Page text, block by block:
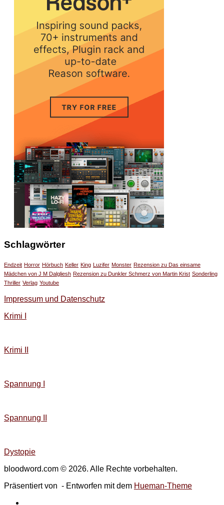
Schlagwörter
Endzeit Horror Hörbuch Keller King Luzifer Monster Rezension zu Das einsame
Mädchen von J M Dalgliesh Rezension zu Dunkler Schmerz von Martin Krist Sonderling
Thriller Verlag Youtube
Impressum und Datenschutz
Krimi I
Krimi II
Spannung I
Spannung II
Dystopie
bloodword.com © 2026. Alle Rechte vorbehalten.
Präsentiert von - Entworfen mit dem Hueman-Theme